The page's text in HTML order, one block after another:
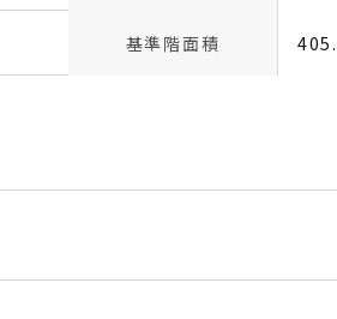
基準階面積